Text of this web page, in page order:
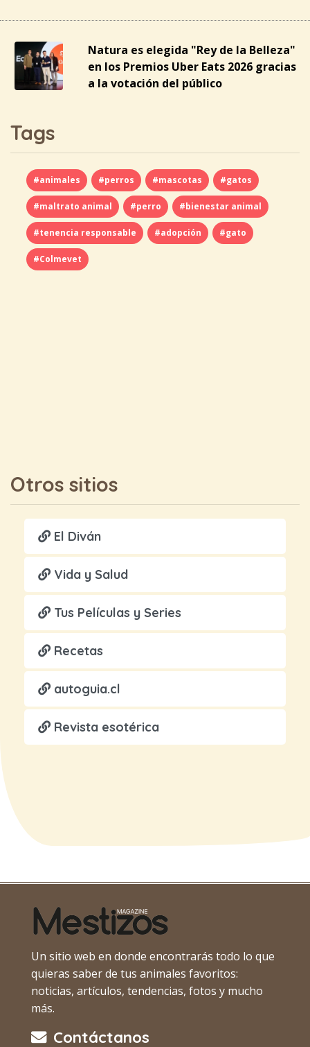
Natura es elegida "Rey de la Belleza"
en los Premios Uber Eats 2026 gracias
a la votación del público
Tags
#animales #perros #mascotas #gatos
#maltrato animal #perro #bienestar animal
#tenencia responsable #adopción #gato
#Colmevet
Otros sitios
El Diván
Vida y Salud
Tus Películas y Series
Recetas
autoguia.cl
Revista esotérica
Un sitio web en donde encontrarás todo lo que
quieras saber de tus animales favoritos:
noticias, artículos, tendencias, fotos y mucho
más.
Contáctanos